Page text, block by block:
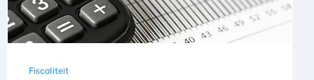
Fiscaliteit